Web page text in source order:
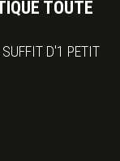
TOUTE
SUFFIT D'1 PETIT